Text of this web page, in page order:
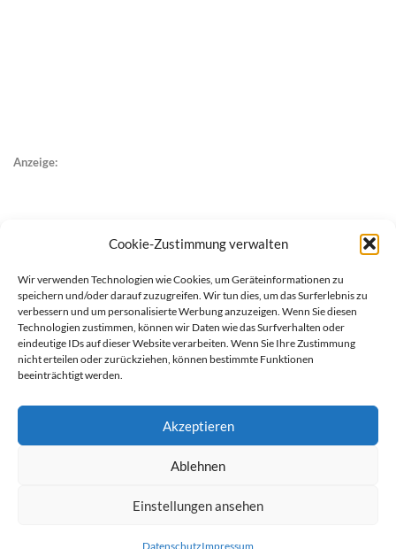
Cookie-Zustimmung verwalten
Wir verwenden Technologien wie Cookies, um Geräteinformationen zu
speichern und/oder darauf zuzugreifen. Wir tun dies, um das Surferlebnis zu
verbessern und um personalisierte Werbung anzuzeigen. Wenn Sie diesen
Technologien zustimmen, können wir Daten wie das Surfverhalten oder
eindeutige IDs auf dieser Website verarbeiten. Wenn Sie Ihre Zustimmung
nicht erteilen oder zurückziehen, können bestimmte Funktionen
beeinträchtigt werden.
Akzeptieren
Ablehnen
Einstellungen ansehen
DatenschutzImpressum
Anzeige: